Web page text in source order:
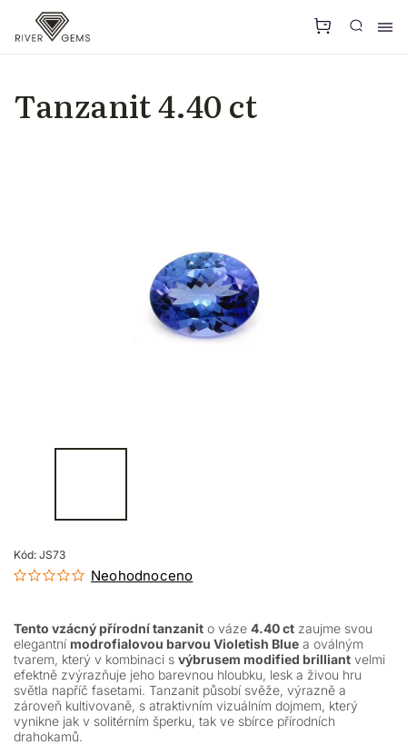
Tanzanit 4.40 ct
Kód: JS73
Neohodnoceno
Tento vzácný přírodní tanzanit o váze 4.40 ct zaujme svou
elegantní modrofialovou barvou Violetish Blue a oválným
tvarem, který v kombinaci s výbrusem modified brilliant velmi
efektně zvýrazňuje jeho barevnou hloubku, lesk a živou hru
světla napříč fasetami. Tanzanit působí svěže, výrazně a
zároveň kultivovaně, s atraktivním vizuálním dojmem, který
vynikne jak v solitérním šperku, tak ve sbírce přírodních
drahokamů.